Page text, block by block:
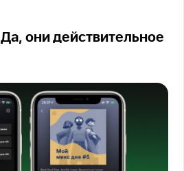
они действительное